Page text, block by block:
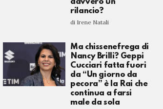
davvero un
rilancio?
di Irene Natali
Ma chissenefrega di
Nancy Brilli? Geppi
Cucciari fatta fuori
da “Un giorno da
pecora” è la Rai che
continua a farsi
male da sola